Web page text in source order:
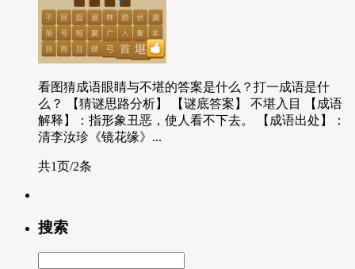
看图猜成语眼睛与不堪的答案是什么？打一成语是什
么？ 【猜谜思路分析】 【谜底答案】 不堪入目 【成语
解释】：指形象丑恶，使人看不下去。 【成语出处】：
清李汝珍《镜花缘》...
共1页/2条
搜索